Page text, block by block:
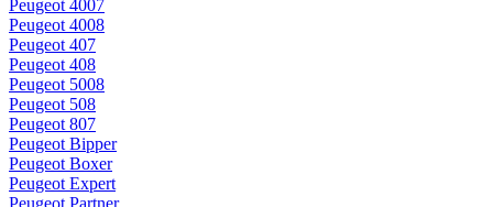
Peugeot 4007
Peugeot 4008
Peugeot 407
Peugeot 408
Peugeot 5008
Peugeot 508
Peugeot 807
Peugeot Bipper
Peugeot Boxer
Peugeot Expert
Peugeot Partner